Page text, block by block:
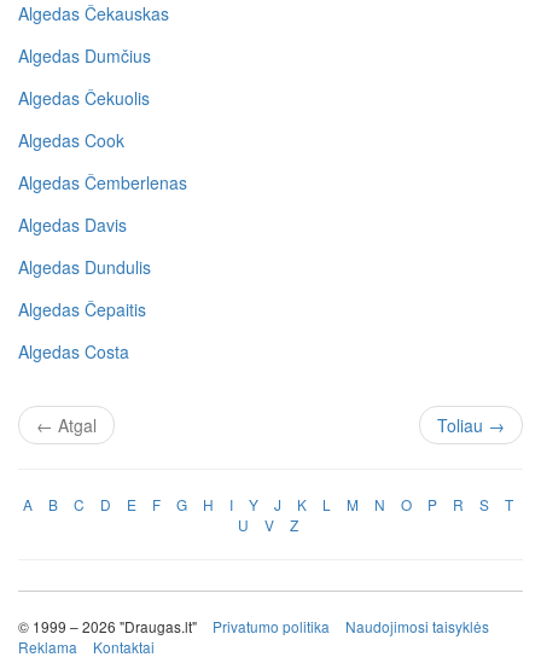
Algedas Čekauskas
Algedas Dumčius
Algedas Čekuolis
Algedas Cook
Algedas Čemberlenas
Algedas Davis
Algedas Dundulis
Algedas Čepaitis
Algedas Costa
← Atgal Toliau →
A B C D E F G H I Y J K L M N O P R S
T
U
V Z
© 1999 – 2026 "Draugas.lt" Privatumo politika
Naudojimosi taisyklės
Reklama
Kontaktai